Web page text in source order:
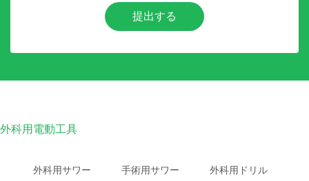
提出する
外科用電動工具
外科用サワー 手術用サワー 外科用ドリル